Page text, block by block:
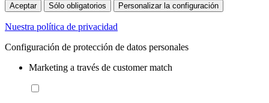
Aceptar Sólo obligatorios Personalizar la configuración
Nuestra política de privacidad
Configuración de protección de datos personales
Marketing a través de customer match